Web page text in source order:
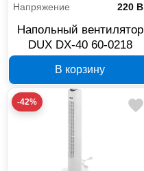
Напряжение
220 В
Напольный вентилятор
DUX DX-40 60-0218
В корзину
-42%